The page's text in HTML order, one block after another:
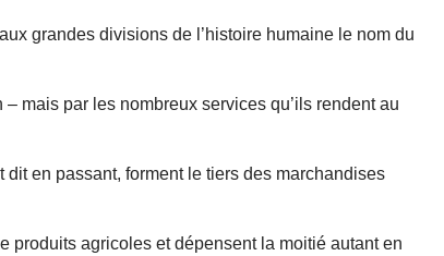
grandes divisions de l’histoire humaine le nom du
mais par les nombreux services qu’ils rendent au
en passant, forment le tiers des marchandises
produits agricoles et dépensent la moitié autant en